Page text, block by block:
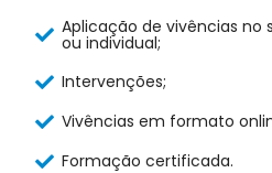
Aplicação de vivências no
ou individual;
Intervenções;
Vivências em formato
Formação certificada.